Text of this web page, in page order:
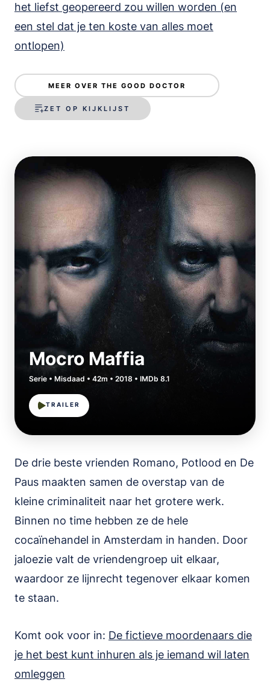
het liefst geopereerd zou willen worden (en
een stel dat je ten koste van alles moet
ontlopen)
MEER OVER THE GOOD DOCTOR
ZET OP KIJKLIJST
Mocro Maffia
Serie • Misdaad • 42m • 2018 • IMDb 8.1
TRAILER
De drie beste vrienden Romano, Potlood en De
Paus maakten samen de overstap van de
kleine criminaliteit naar het grotere werk.
Binnen no time hebben ze de hele
cocaïnehandel in Amsterdam in handen. Door
jaloezie valt de vriendengroep uit elkaar,
waardoor ze lijnrecht tegenover elkaar komen
te staan.
Komt ook voor in: De fictieve moordenaars die
je het best kunt inhuren als je iemand wil laten
omleggen